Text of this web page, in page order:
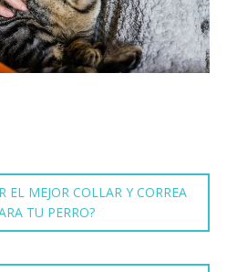
EL MEJOR COLLAR Y CORREA
TU PERRO?